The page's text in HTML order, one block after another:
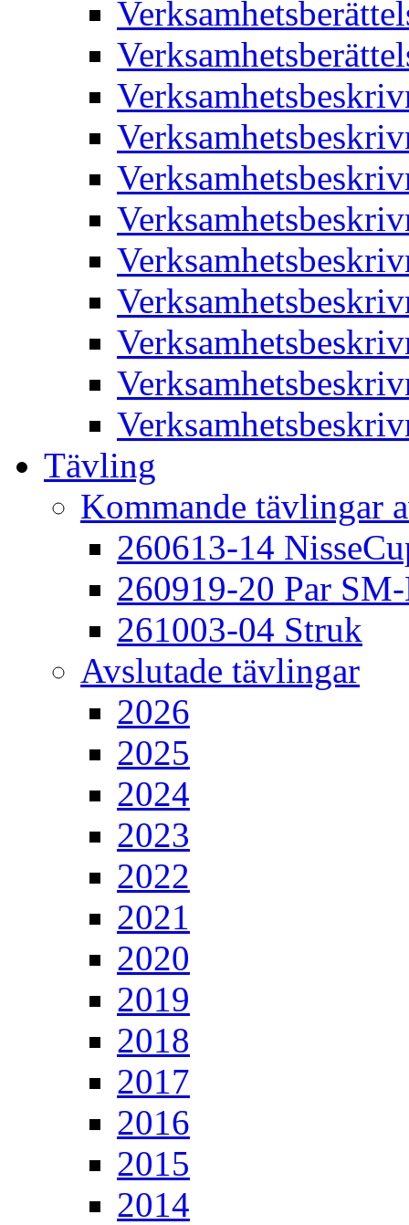
Tävling
Kommande tävlingar
260613-14
260919-20 Par
261003-04 Struk
Avslutade tävlingar
2026
2025
2024
2023
2022
2021
2020
2019
2018
2017
2016
2015
2014